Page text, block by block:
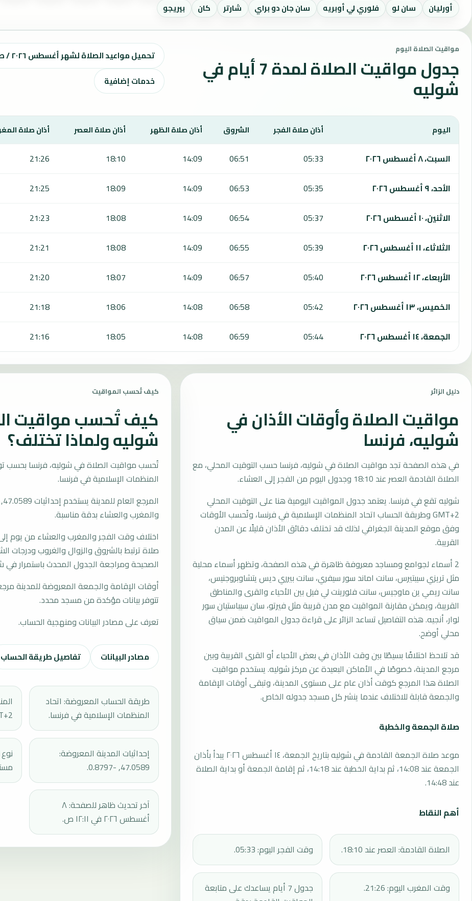
أورليان
سان لو فلوري لي أوبريه سان جان دو براي شارتر كان بيريجو
مواقيت الصلاة اليوم
جدول مواقيت الصلاة لمدة 7 أيام في
شوليه
تحميل مواعيد الصلاة لشهر أغسطس ٢٠٢٦ / صفر 1448 هـ
خدمات إضافية
يعرض هذا الجدول مواقيت الصلاة لمدة 7 أيام في شوليه، بما يشمل الفجر والشروق والظهر والعصر والمغرب والعشاء.
اليوم أذان صلاة الفجر الشروق أذان صلاة الظهر أذان صلاة العصر أذان صلاة
السبت، ٨ أغسطس ٢٠٢٦ 05:33
06:51
14:09
18:10
21:26
الأحد، ٩ أغسطس ٢٠٢٦
05:35
06:53
14:09
18:09
21:25
الاثنين، ١٠ أغسطس ٢٠٢٦
05:37
06:54
14:09
18:08
21:23
الثلاثاء، ١١ أغسطس ٢٠٢٦
05:39
06:55
14:09
18:08
21:21
الأربعاء، ١٢ أغسطس ٢٠٢٦
05:40
06:57
14:09
18:07
21:20
الخميس، ١٣ أغسطس ٢٠٢٦
05:42
06:58
14:08
18:06
21:18
الجمعة، ١٤ أغسطس ٢٠٢٦
05:44
06:59
14:08
18:05
21:16
دليل الزائر
مواقيت الصلاة وأوقات الأذان في
شوليه، فرنسا
في هذه الصفحة تجد مواقيت الصلاة في شوليه، فرنسا حسب التوقيت المحلي، مع
الصلاة القادمة العصر عند 18:10 وجدول اليوم من الفجر إلى العشاء.
شوليه تقع في فرنسا. يعتمد جدول المواقيت اليومية هنا على التوقيت المحلي
GMT+2 وطريقة الحساب اتحاد المنظمات الإسلامية في فرنسا، وتُحسب الأوقات
وفق موقع المدينة الجغرافي لذلك قد تختلف دقائق الأذان قليلًا عن المدن
القريبة.
2 أسماء لجوامع ومساجد معروفة ظاهرة في هذه الصفحة، وتظهر أسماء محلية
مثل تريزي سيبتيرس، سانت اماند سور سيفري، سانت بيرري ديس يتشاوبروجنيس،
سانت ريمي ين ماوجيس، سانت فلورينت لي فيل بين الأحياء والقرى والمناطق
القريبة، ويمكن مقارنة المواقيت مع مدن قريبة مثل فيرتو، سان سيباستيان سور
لوار، أنجيه. هذه التفاصيل تساعد الزائر على قراءة جدول المواقيت ضمن سياق
محلي أوضح.
قد تلاحظ اختلافًا بسيطًا بين وقت الأذان في بعض الأحياء أو القرى القريبة وبين
مرجع المدينة، خصوصًا في الأماكن البعيدة عن مركز شوليه. يستخدم مواقيت
الصلاة هذا المرجع كوقت أذان عام على مستوى المدينة، وتبقى أوقات الإقامة
والجمعة قابلة للاختلاف عندما ينشر كل مسجد جدوله الخاص.
صلاة الجمعة والخطبة
موعد صلاة الجمعة القادمة في شوليه بتاريخ الجمعة، ١٤ أغسطس ٢٠٢٦ يبدأ بأذان
الجمعة عند 14:08، ثم بداية الخطبة عند 14:18، ثم إقامة الجمعة أو بداية الصلاة
عند 14:48.
أهم النقاط
الصلاة القادمة: العصر عند 18:10. وقت الفجر اليوم: 05:33.
وقت المغرب اليوم: 21:26.
جدول 7 أيام يساعدك على متابعة
كيف تُحسب المواقيت
كيف تُحسب مواقيت
شوليه ولماذا تختلف؟
المنظمات الإسلامية في فرنسا.
والمغرب والعشاء بدقة مناسبة.
اختلاف وقت الفجر والمغرب والعشاء من يوم
صلاة ترتبط بالشروق والزوال والغروب ودرجات
الصحيحة ومراجعة الجدول المحدث باستمرار في
أوقات الإقامة والجمعة المعروضة للمدينة
تتوفر بيانات مؤكدة من مسجد محدد.
تعرف على مصادر البيانات ومنهجية الحساب.
مصادر البيانات تفاصيل طريقة الحساب
طريقة الحساب المعروضة: اتحاد
المنظمات الإسلامية في فرنسا.
إحداثيات المدينة المعروضة:
47.0589, -0.8797.
آخر تحديث ظاهر للصفحة: ٨
أغسطس ٢٠٢٦ في ١٢:١١ ص.